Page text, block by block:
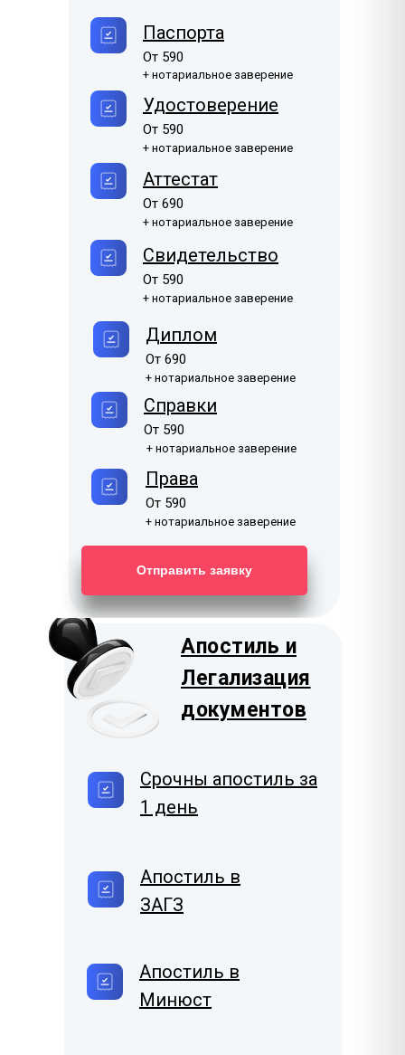
Филиппинский
Фарси
Боснийский
Bosanski
Паспорта
Аттестат
Удостоверение
Справки
Диплом
Свидетельство
Права
От 590
От 590
От 590
От 690
От 590
От 690
От 590
+ нотариальное заверение
+ нотариальное заверение
+ нотариальное заверение
+ нотариальное заверение
+ нотариальное заверение
+ нотариальное заверение
+ нотариальное заверение
Отправить заявку
Апостиль и
Легализация
документов
Срочны апостиль за
1 день
Апостиль в
Минюст
Апостиль в
ЗАГЗ